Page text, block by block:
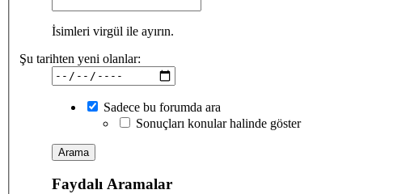
İsimleri virgül ile ayırın.
Şu tarihten yeni olanlar:
Sadece bu forumda ara
Sonuçları konular halinde göster
Faydalı Aramalar